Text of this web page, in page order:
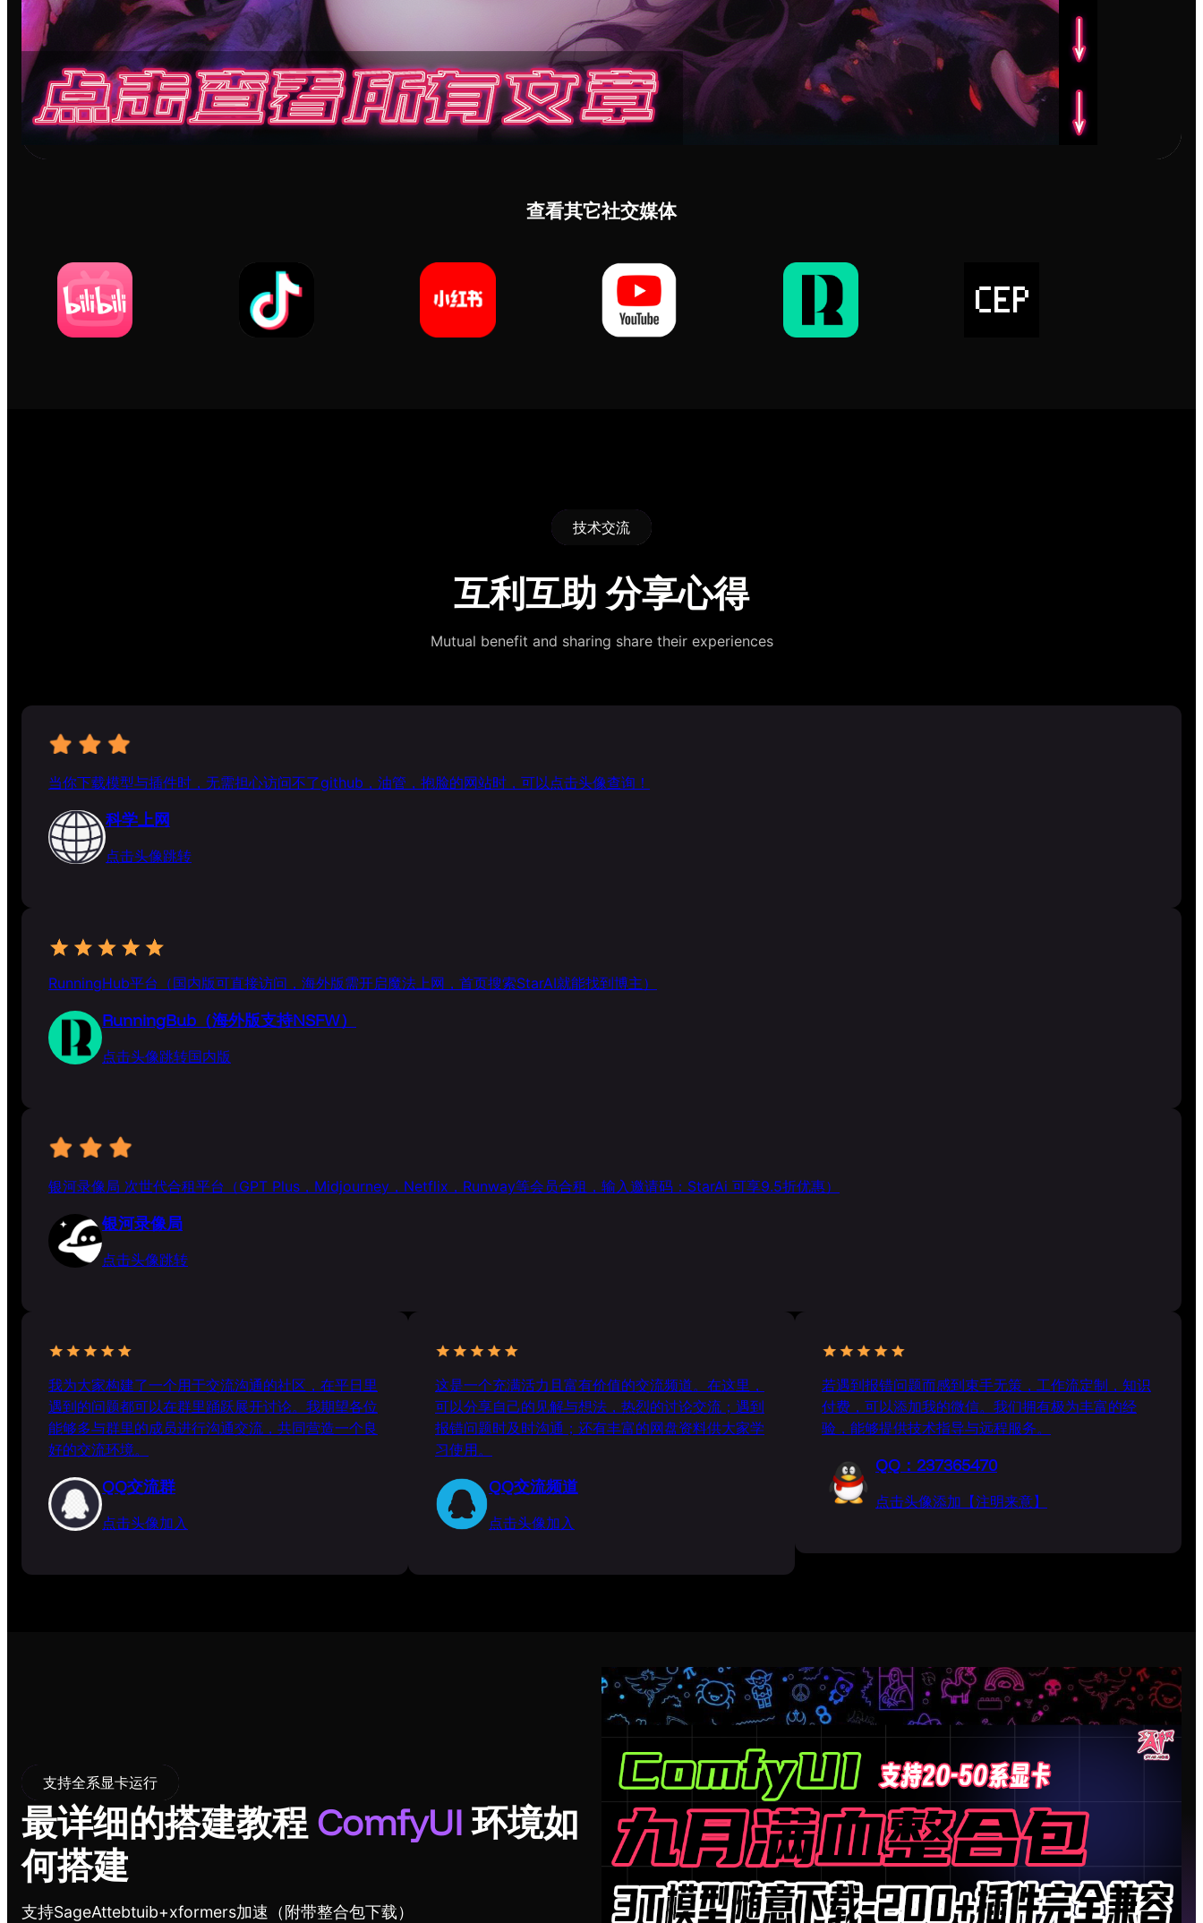
查看其它社交媒体
技术交流
互利互助 分享心得
Mutual benefit and sharing share their experiences
当你下载模型与插件时，无需担心访问不了github，油管，抱脸的网站时，可以点击头像查询！
科学上网
点击头像跳转
RunningHub平台（国内版可直接访问，海外版需开启魔法上网，首页搜索StarAI就能找到博主）
RunningBub（海外版支持NSFW）
点击头像跳转国内版
银河录像局 次世代合租平台（GPT Plus，Midjourney，Netflix，Runway等会员合租，输入邀请码：StarAi 可享9.5折优惠）
银河录像局
点击头像跳转
我为大家构建了一个用于交流沟通的社区，在平日里
遇到的问题都可以在群里踊跃展开讨论。我期望各位
能够多与群里的成员进行沟通交流，共同营造一个良
好的交流环境。
QQ交流群
点击头像加入
这是一个充满活力且富有价值的交流频道。在这里，
可以分享自己的见解与想法，热烈的讨论交流；遇到
报错问题时及时沟通；还有丰富的网盘资料供大家学
习使用。
QQ交流频道
点击头像加入
若遇到报错问题而感到束手无策，工作流定制，知识
付费，可以添加我的微信。我们拥有极为丰富的经
验，能够提供技术指导与远程服务。
QQ：237365470
点击头像添加【注明来意】
支持全系显卡运行
最详细的搭建教程 ComfyUI 环境如
何搭建
支持SageAttebtuib+xformers加速（附带整合包下载）